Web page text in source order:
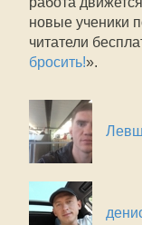
новые ученики
читатели
бросить!».